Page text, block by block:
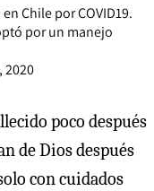
Chile por COVID19.
por un manejo
2020
poco después
de Dios después
con cuidados